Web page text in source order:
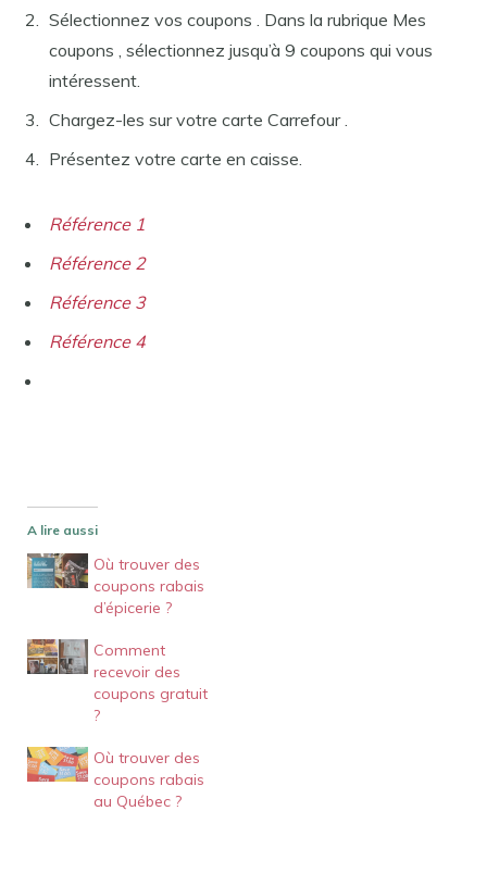
Sélectionnez vos coupons . Dans la rubrique Mes
coupons , sélectionnez jusqu’à 9 coupons qui vous
intéressent.
Chargez-les sur votre carte Carrefour .
Présentez votre carte en caisse.
Référence 1
Référence 2
Référence 3
Référence 4
A lire aussi
Où trouver des
coupons rabais
d’épicerie ?
Comment
recevoir des
coupons gratuit
?
Où trouver des
coupons rabais
au Québec ?